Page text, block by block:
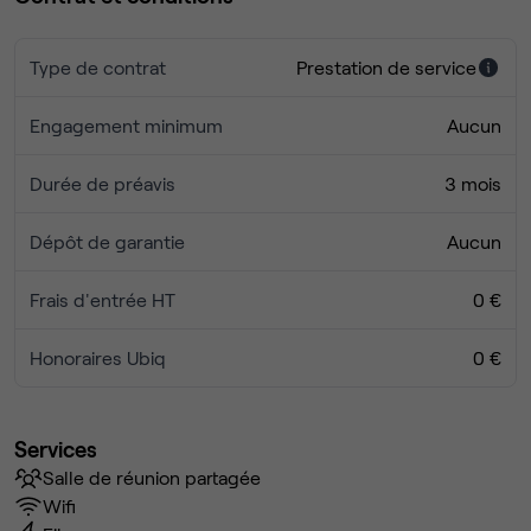
augmenté
Type de contrat Prestation de service
Engagement minimum Aucun
Durée de préavis 3 mois
Dépôt de garantie Aucun
Frais d'entrée HT 0 €
Honoraires Ubiq 0 €
Services
Salle de réunion partagée
Wifi